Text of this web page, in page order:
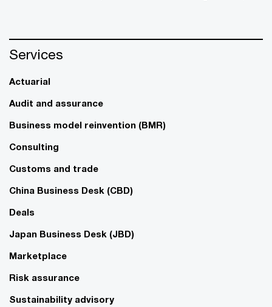
Services
Actuarial
Audit and assurance
Business model reinvention (BMR)
Consulting
Customs and trade
China Business Desk (CBD)
Deals
Japan Business Desk (JBD)
Marketplace
Risk assurance
Sustainability advisory